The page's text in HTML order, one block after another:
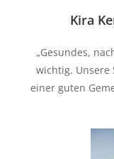
Kira
„Gesundes,
wichtig. Unsere
einer guten